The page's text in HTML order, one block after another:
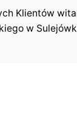
Klientów
w